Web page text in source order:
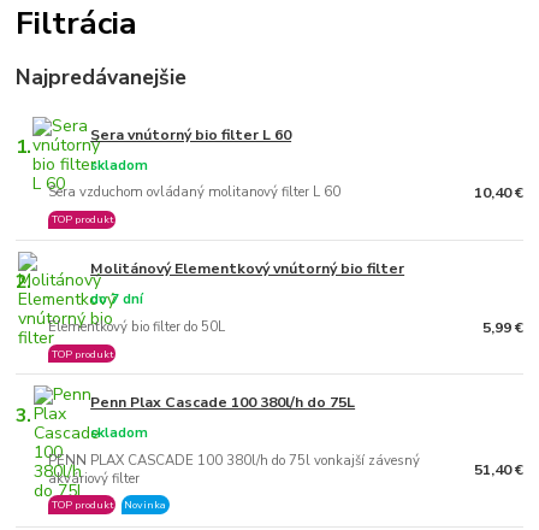
Filtrácia
Najpredávanejšie
1. Sera vnútorný bio filter L 60
Sera vzduchom ovládaný molitanový filter L 60
skladom
TOP produkt
10,40 €
2. Molitánový Elementkový vnútorný bio filter
Elementkový bio filter do 50L
do 7 dní
TOP produkt
5,99 €
3. Penn Plax Cascade 100 380l/h do 75L
PENN PLAX CASCADE 100 380l/h do 75l vonkajší závesný
akváriový filter
skladom
TOP produkt Novinka
51,40 €